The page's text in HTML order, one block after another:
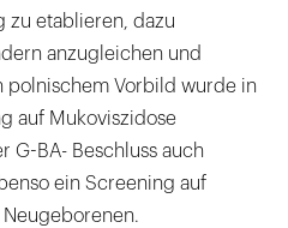
zu etablieren, dazu
anzugleichen und
polnischem Vorbild wurde in
auf Mukoviszidose
G-BA- Beschluss auch
ein Screening auf